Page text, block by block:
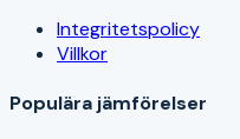
Integritetspolicy
Villkor
Populära jämförelser